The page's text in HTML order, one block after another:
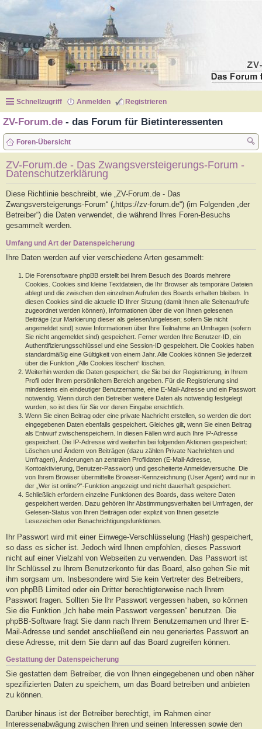
Schnellzugriff Anmelden Registrieren
ZV-Forum.de - das Forum für Bietinteressenten
Foren-Übersicht
ZV-Forum.de - Das Zwangsversteigerungs-Forum -
Datenschutzerklärung
Diese Richtlinie beschreibt, wie „ZV-Forum.de - Das
Zwangsversteigerungs-Forum“ („https://zv-forum.de“) (im Folgenden „der
Betreiber“) die Daten verwendet, die während Ihres Foren-Besuchs
gesammelt werden.
Umfang und Art der Datenspeicherung
Ihre Daten werden auf vier verschiedene Arten gesammelt:
Die Forensoftware phpBB erstellt bei Ihrem Besuch des Boards mehrere
Cookies. Cookies sind kleine Textdateien, die Ihr Browser als temporäre Dateien
ablegt und die zwischen den einzelnen Aufrufen des Boards erhalten bleiben. In
diesen Cookies sind die aktuelle ID Ihrer Sitzung (damit Ihnen alle Seitenaufrufe
zugeordnet werden können), Informationen über die von Ihnen gelesenen
Beiträge (zur Markierung dieser als gelesen/ungelesen; sofern Sie nicht
angemeldet sind) sowie Informationen über Ihre Teilnahme an Umfragen (sofern
Sie nicht angemeldet sind) gespeichert. Ferner werden Ihre Benutzer-ID, ein
Authentifizierungsschlüssel und eine Session-ID gespeichert. Die Cookies haben
standardmäßig eine Gültigkeit von einem Jahr. Alle Cookies können Sie jederzeit
über die Funktion „Alle Cookies löschen“ löschen.
Weiterhin werden die Daten gespeichert, die Sie bei der Registrierung, in Ihrem
Profil oder Ihrem persönlichem Bereich angeben. Für die Registrierung sind
mindestens ein eindeutiger Benutzername, eine E-Mail-Adresse und ein Passwort
notwendig. Wenn durch den Betreiber weitere Daten als notwendig festgelegt
wurden, so ist dies für Sie vor deren Eingabe ersichtlich.
Wenn Sie einen Beitrag oder eine private Nachricht erstellen, so werden die dort
eingegebenen Daten ebenfalls gespeichert. Gleiches gilt, wenn Sie einen Beitrag
als Entwurf zwischenspeichern. In diesen Fällen wird auch Ihre IP-Adresse
gespeichert. Die IP-Adresse wird weiterhin bei folgenden Aktionen gespeichert:
Löschen und Ändern von Beiträgen (dazu zählen Private Nachrichten und
Umfragen), Änderungen an zentralen Profildaten (E-Mail-Adresse,
Kontoaktivierung, Benutzer-Passwort) und gescheiterte Anmeldeversuche. Die
von Ihrem Browser übermittelte Browser-Kennzeichnung (User Agent) wird nur in
der „Wer ist online?“-Funktion angezeigt und nicht dauerhaft gespeichert.
Schließlich erfordern einzelne Funktionen des Boards, dass weitere Daten
gespeichert werden. Dazu gehören Ihr Abstimmungsverhalten bei Umfragen, der
Gelesen-Status von Ihren Beiträgen oder explizit von Ihnen gesetzte
Lesezeichen oder Benachrichtigungsfunktionen.
Ihr Passwort wird mit einer Einwege-Verschlüsselung (Hash) gespeichert,
so dass es sicher ist. Jedoch wird Ihnen empfohlen, dieses Passwort
nicht auf einer Vielzahl von Webseiten zu verwenden. Das Passwort ist
Ihr Schlüssel zu Ihrem Benutzerkonto für das Board, also gehen Sie mit
ihm sorgsam um. Insbesondere wird Sie kein Vertreter des Betreibers,
von phpBB Limited oder ein Dritter berechtigterweise nach Ihrem
Passwort fragen. Sollten Sie Ihr Passwort vergessen haben, so können
Sie die Funktion „Ich habe mein Passwort vergessen“ benutzen. Die
phpBB-Software fragt Sie dann nach Ihrem Benutzernamen und Ihrer E-
Mail-Adresse und sendet anschließend ein neu generiertes Passwort an
diese Adresse, mit dem Sie dann auf das Board zugreifen können.
Gestattung der Datenspeicherung
Sie gestatten dem Betreiber, die von Ihnen eingegebenen und oben näher
spezifizierten Daten zu speichern, um das Board betreiben und anbieten
zu können.
Darüber hinaus ist der Betreiber berechtigt, im Rahmen einer
Interessenabwägung zwischen Ihren und seinen Interessen sowie den